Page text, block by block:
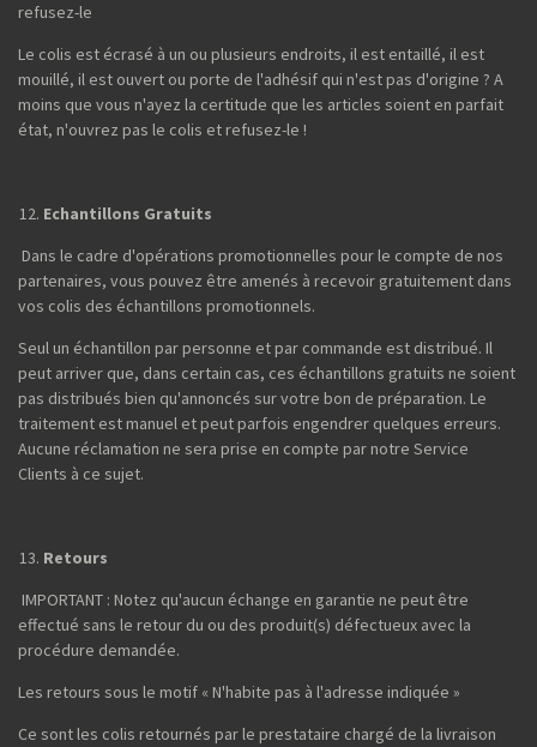
refusez-le
Le colis est écrasé à un ou plusieurs endroits, il est entaillé, il est
mouillé, il est ouvert ou porte de l'adhésif qui n'est pas d'origine ? A
moins que vous n'ayez la certitude que les articles soient en parfait
état, n'ouvrez pas le colis et refusez-le !
Echantillons Gratuits
Dans le cadre d'opérations promotionnelles pour le compte de nos
partenaires, vous pouvez être amenés à recevoir gratuitement dans
vos colis des échantillons promotionnels.
Seul un échantillon par personne et par commande est distribué. Il
peut arriver que, dans certain cas, ces échantillons gratuits ne soient
pas distribués bien qu'annoncés sur votre bon de préparation. Le
traitement est manuel et peut parfois engendrer quelques erreurs.
Aucune réclamation ne sera prise en compte par notre Service
Clients à ce sujet.
Retours
IMPORTANT : Notez qu'aucun échange en garantie ne peut être
effectué sans le retour du ou des produit(s) défectueux avec la
procédure demandée.
Les retours sous le motif « N'habite pas à l'adresse indiquée »
Ce sont les colis retournés par le prestataire chargé de la livraison